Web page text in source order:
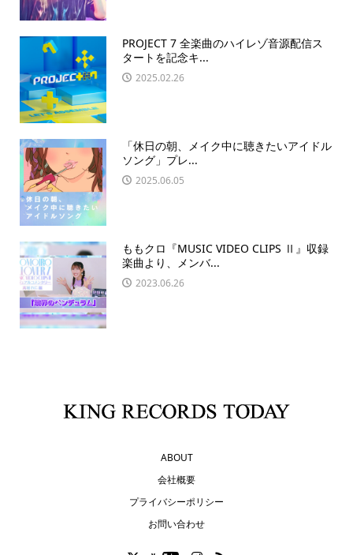
PROJECT 7 全楽曲のハイレゾ音源配信ス
タートを記念キ...
2025.02.26
「休日の朝、メイク中に聴きたいアイドル
ソング」プレ...
2025.06.05
ももクロ『MUSIC VIDEO CLIPS Ⅱ』収録
楽曲より、メンバ...
2023.06.26
ABOUT
会社概要
プライバシーポリシー
お問い合わせ